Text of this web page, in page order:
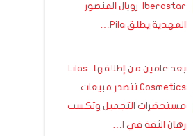
Iberostar رويال المنصور
المهدية يطلق Pila…
بعد عامين من إطلاقها.. Lilas
Cosmetics تتصدر مبيعات
مستحضرات التجميل وتكسب
رهان الثقة في ا…